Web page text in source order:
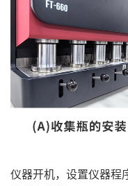
仪器开机，设置仪器程